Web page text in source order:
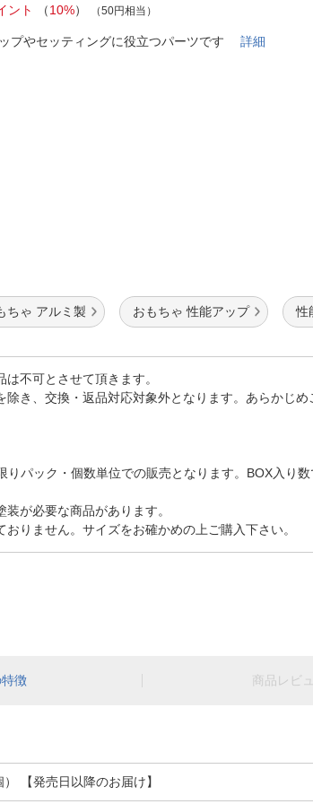
よくある質問・お問合せ
ご利用規約
ント （10%） （50円相当）
プやセッティングに役立つパーツです詳細
ちゃ アルミ製 おもちゃ 性能アップ 性
不可とさせて頂きます。
き、交換・返品対応対象外となります。あらかじめ
パック・個数単位での販売となります。BOX入り
が必要な商品があります。
りません。サイズをお確かめの上ご購入下さい。
徴 商品レビ
【発売日以降のお届け】